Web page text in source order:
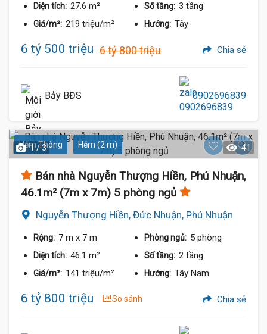
Diện tích: 27.6 m² Số tầng: 3 tầng
Giá/m²: 219 triệu/m² Hướng: Tây
6 tỷ 500 triệu 6 tỷ 800 triệu Chia sẻ
Bảy BĐS 0902696839
Hẻm Thông Hẻm (2 m)
1 / 3 41
Bán nhà Nguyễn Thượng Hiền, Phú Nhuận,
46.1m² (7m x 7m) 5 phòng ngủ
Nguyễn Thượng Hiền, Đức Nhuận, Phú Nhuận
Rộng: 7 m x 7 m Phòng ngủ: 5 phòng
Diện tích: 46.1 m² Số tầng: 2 tầng
Giá/m²: 141 triệu/m² Hướng: Tây Nam
6 tỷ 800 triệu So sánh Chia sẻ